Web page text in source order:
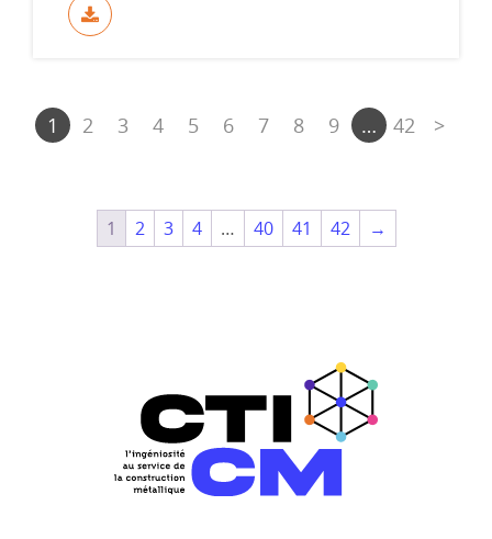
1 2 3 4 5 6 7 8 9 … 42 >
1 2 3 4 … 40 41 42 →